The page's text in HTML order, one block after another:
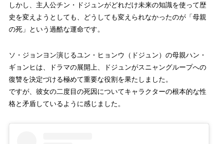
しかし、主人公チン・ドジュンがどれだけ未来の知識を使って歴
史を変えようとしても、どうしても変えられなかったのが「母親
の死」という過酷な運命です。
ソ・ジョンヨン演じるユン・ヒョンウ（ドジュン）の母親ハン・
ギョンヒは、ドラマの展開上、ドジュンがスニャングループへの
復讐を決定づける極めて重要な役割を果たしました。
ですが、彼女の二度目の死因についてキャラクターの根本的な性
格と矛盾しているように感じました。